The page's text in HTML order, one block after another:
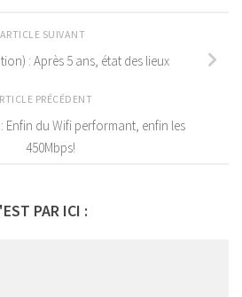
ARTICLE SUIVANT
: Après 5 ans, état des lieux
PRÉCÉDENT
Enfin du Wifi performant, enfin les
450Mbps!
PAR ICI :